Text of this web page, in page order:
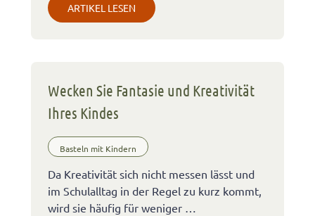
ARTIKEL LESEN
Wecken Sie Fantasie und Kreativität
Ihres Kindes
Basteln mit Kindern
Da Kreativität sich nicht messen lässt und
im Schulalltag in der Regel zu kurz kommt,
wird sie häufig für weniger …